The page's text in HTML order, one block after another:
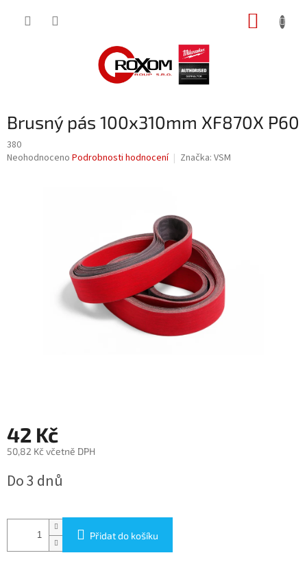
Brusný pás 100x310mm XF870X P60
380
Průměrné
Neohodnoceno Podrobnosti hodnocení Značka: VSM
42 Kč
50,82 Kč včetně DPH
cena:
Do 3 dnů
Přidat do košíku